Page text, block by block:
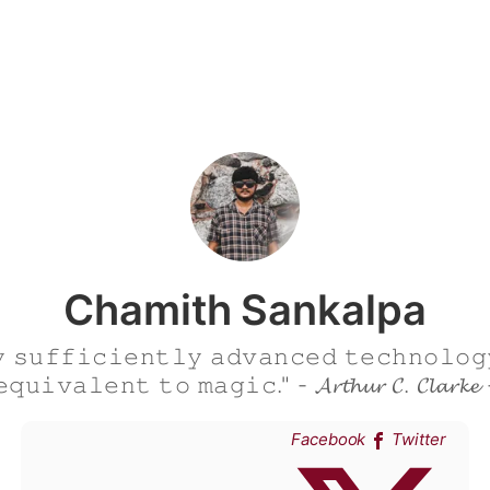
Chamith Sankalpa
𝚜𝚞𝚏𝚏𝚒𝚌𝚒𝚎𝚗𝚝𝚕𝚢 𝚊𝚍𝚟𝚊𝚗𝚌𝚎𝚍
𝚝𝚘 𝚖𝚊𝚐𝚒𝚌." - 𝓐𝓻𝓽𝓱𝓾𝓻 𝓒. 𝓒𝓵𝓪𝓻𝓴𝓮
Facebook Twitter